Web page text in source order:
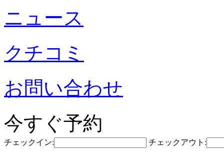
ニュース
クチコミ
お問い合わせ
今すぐ予約
チェックイン: チェックアウト: